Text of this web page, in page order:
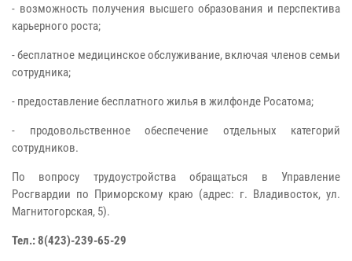
- возможность получения высшего образования и перспектива
карьерного роста;
- бесплатное медицинское обслуживание, включая членов семьи
сотрудника;
- предоставление бесплатного жилья в жилфонде Росатома;
- продовольственное обеспечение отдельных категорий
сотрудников.
По вопросу трудоустройства обращаться в Управление
Росгвардии по Приморскому краю (адрес: г. Владивосток, ул.
Магнитогорская, 5).
Тел.: 8(423)-239-65-29